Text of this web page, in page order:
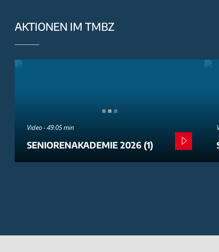
AKTIONEN IM TMBZ
Video - 49:05 min
SENIORENAKADEMIE 2026 (1)